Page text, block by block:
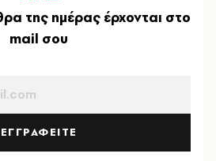
της ημέρας έρχονται στο
mail σου
ΕΓΓΡΑΦΕΙΤΕ